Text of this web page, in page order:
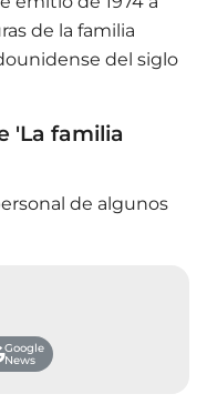
de la familia
del siglo
'La familia
de algunos
Google
News